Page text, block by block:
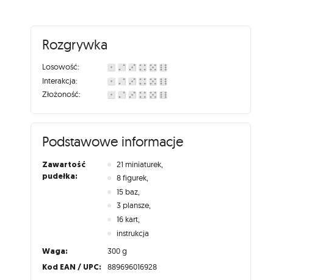
Rozgrywka
Losowość:
Interakcja:
Złożoność:
Podstawowe informacje
Zawartość
pudełka:
21 miniaturek,
8 figurek,
15 baz,
3 plansze,
16 kart,
instrukcja
Waga: 300 g
Kod EAN / UPC: 889696016928